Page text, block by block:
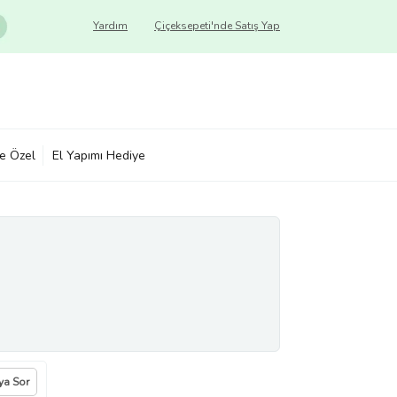
Çiçeksepeti'nde Satış Yap
Yardım
Özel El Yapımı Hediye
Sor